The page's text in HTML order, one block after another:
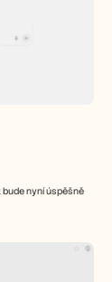
nyní úspěšně